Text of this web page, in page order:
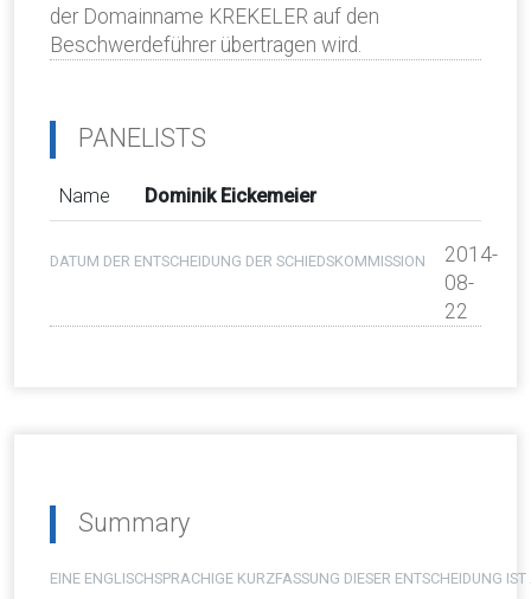
der Domainname KREKELER auf den
Beschwerdeführer übertragen wird.
PANELISTS
Name Dominik Eickemeier
DATUM DER ENTSCHEIDUNG DER SCHIEDSKOMMISSION
2014-
08-
22
Summary
EINE ENGLISCHSPRACHIGE KURZFASSUNG DIESER ENTSCHEIDUNG